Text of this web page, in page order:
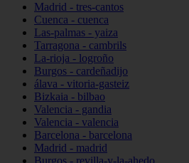
Madrid - tres-cantos
Cuenca - cuenca
Las-palmas - yaiza
Tarragona - cambrils
La-rioja - logroño
Burgos - cardeñadijo
álava - vitoria-gasteiz
Bizkaia - bilbao
Valencia - gandia
Valencia - valencia
Barcelona - barcelona
Madrid - madrid
Burgos - revilla-y-la-ahedo